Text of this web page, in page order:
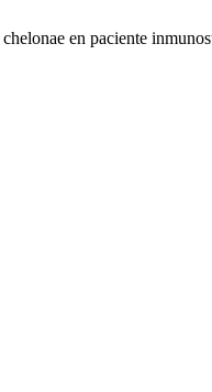
en paciente